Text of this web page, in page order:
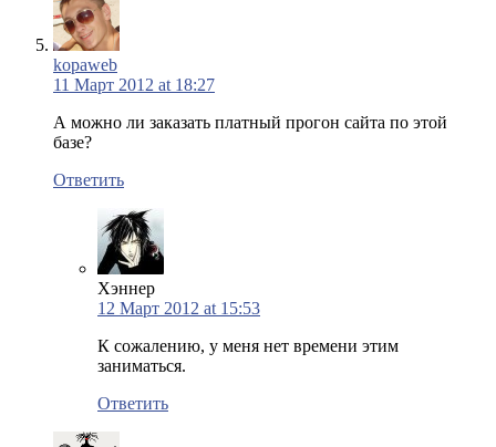
kopaweb
11 Март 2012 at 18:27
А можно ли заказать платный прогон сайта по этой
базе?
Ответить
Хэннер
12 Март 2012 at 15:53
К сожалению, у меня нет времени этим
заниматься.
Ответить